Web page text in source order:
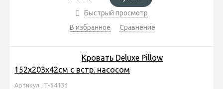
Быстрый просмотр
В избранное
Сравнение
Кровать Deluxe Pillow
152х203х42см с встр. насосом
Артикул: IT-64136